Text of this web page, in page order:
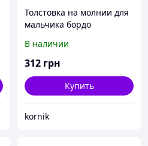
Толстовка на молнии для
мальчика бордо
В наличии
312 грн
Купить
kornik